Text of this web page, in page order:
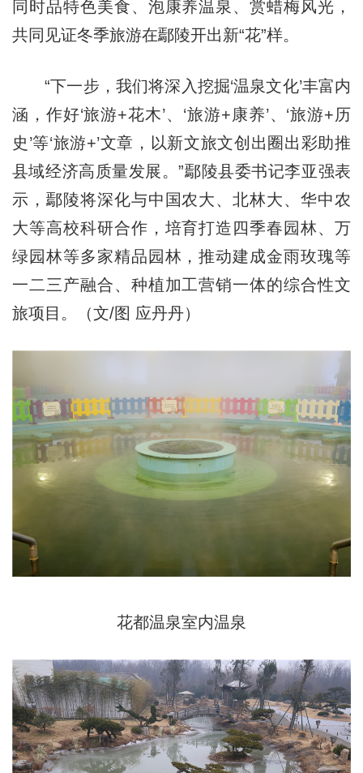
同时品特色美食、泡康养温泉、赏蜡梅风光，
共同见证冬季旅游在鄢陵开出新“花”样。
“下一步，我们将深入挖掘‘温泉文化’丰富内
涵，作好‘旅游+花木’、‘旅游+康养’、‘旅游+历
史’等‘旅游+’文章，以新文旅文创出圈出彩助推
县域经济高质量发展。”鄢陵县委书记李亚强表
示，鄢陵将深化与中国农大、北林大、华中农
大等高校科研合作，培育打造四季春园林、万
绿园林等多家精品园林，推动建成金雨玫瑰等
一二三产融合、种植加工营销一体的综合性文
旅项目。（文/图 应丹丹）
花都温泉室内温泉